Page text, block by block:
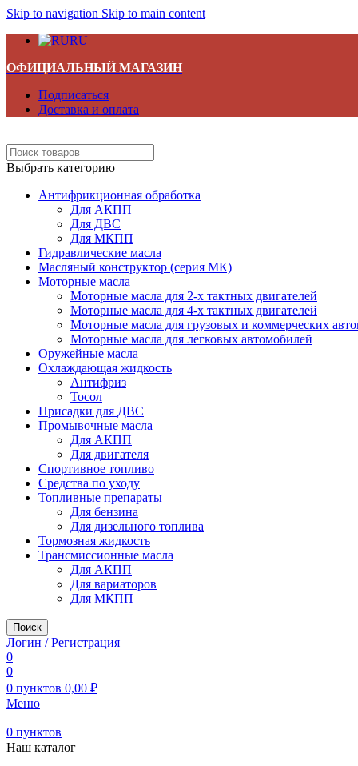
Skip to navigation Skip to main content
RU
ОФИЦИАЛЬНЫЙ МАГАЗИН
Подписаться
Доставка и оплата
Выбрать категорию
Антифрикционная обработка
Для АКПП
Для ДВС
Для МКПП
Гидравлические масла
Масляный конструктор (серия МК)
Моторные масла
Моторные масла для 2-х тактных двигателей
Моторные масла для 4-х тактных двигателей
Моторные масла для грузовых и коммерческих
Моторные масла для легковых автомобилей
Оружейные масла
Охлаждающая жидкость
Антифриз
Тосол
Присадки для ДВС
Промывочные масла
Для АКПП
Для двигателя
Спортивное топливо
Средства по уходу
Топливные препараты
Для бензина
Для дизельного топлива
Тормозная жидкость
Трансмиссионные масла
Для АКПП
Для вариаторов
Для МКПП
Поиск
Логин / Регистрация
0
0
0 пунктов 0,00 ₽
Меню
0 пунктов
Наш каталог